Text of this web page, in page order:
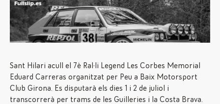
Sant Hilari acull el 7è Ral·li Legend Les Corbes Memorial
Eduard Carreras organitzat per Peu a Baix Motorsport
Club Girona. Es disputarà els dies 1 i 2 de juliol i
transcorrerà per trams de les Guilleries i la Costa Brava.